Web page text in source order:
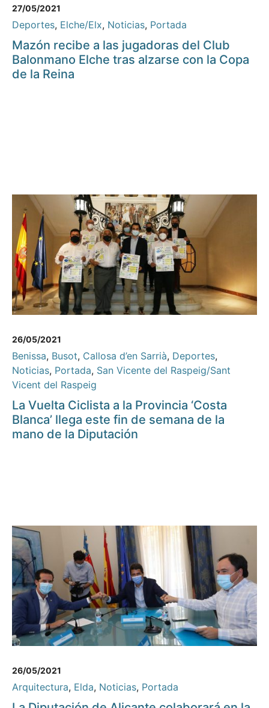
27/05/2021
Deportes, Elche/Elx, Noticias, Portada
Mazón recibe a las jugadoras del Club
Balonmano Elche tras alzarse con la Copa
de la Reina
26/05/2021
Benissa, Busot, Callosa d’en Sarrià, Deportes,
Noticias, Portada, San Vicente del Raspeig/Sant
Vicent del Raspeig
La Vuelta Ciclista a la Provincia ‘Costa
Blanca’ llega este fin de semana de la
mano de la Diputación
26/05/2021
Arquitectura, Elda, Noticias, Portada